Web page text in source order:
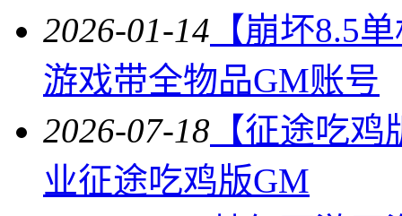
2026-01-14 【崩坏8.5
游戏带全物品GM账号
2026-07-18 【征途吃
业征途吃鸡版GM